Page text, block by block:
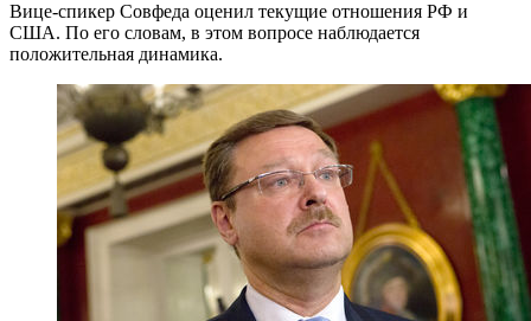
Вице-cпикер Совфеда оценил текущие отношения РФ и
США. По его словам, в этом вопросе наблюдается
положительная динамика.